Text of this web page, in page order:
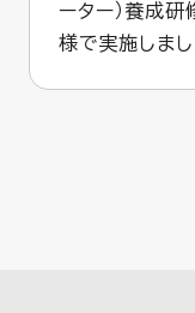
ーター）養成
様で実施しまし